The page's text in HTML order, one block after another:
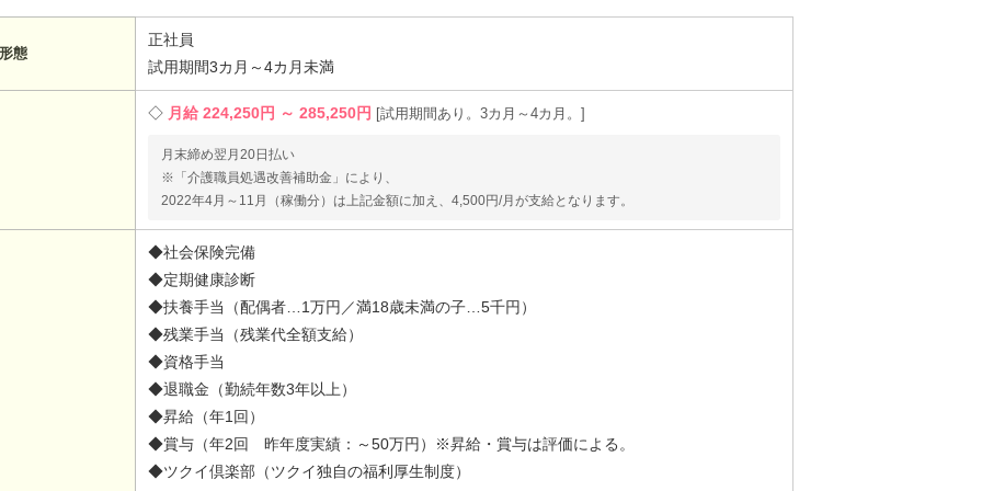
態
正社員
試用期間3カ月～4カ月未満
月給 224,250円 ～ 285,250円 試用期間あり。3カ月～4カ月。
月末締め翌月20日払い
※「介護職員処遇改善補助金」により、
2022年4月～11月（稼働分）は上記金額に加え、4,500円/月が支給となります。
◆社会保険完備
◆定期健康診断
◆扶養手当（配偶者…1万円／満18歳未満の子…5千円）
◆残業手当（残業代全額支給）
◆資格手当
◆退職金（勤続年数3年以上）
◆昇給（年1回）
◆賞与（年2回 昨年度実績：～50万円）※昇給・賞与は評価による。
◆ツクイ倶楽部（ツクイ独自の福利厚生制度）